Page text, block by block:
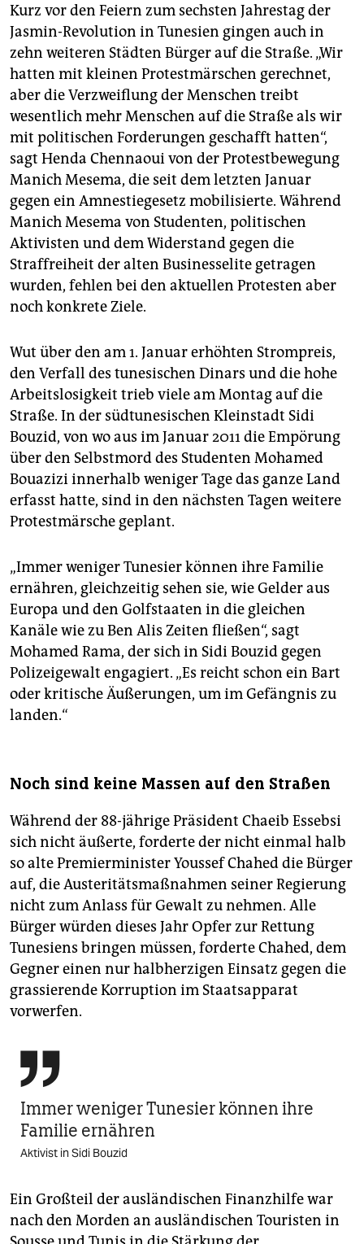
Kurz vor den Feiern zum sechsten Jahrestag der
Jasmin-Revolution in Tunesien gingen auch in
zehn weiteren Städten Bürger auf die Straße. „Wir
hatten mit kleinen Protestmärschen gerechnet,
aber die Verzweiflung der Menschen treibt
wesentlich mehr Menschen auf die Straße als wir
mit politischen Forderungen geschafft hatten“,
sagt Henda Chennaoui von der Protestbewegung
Manich Mesema, die seit dem letzten Januar
gegen ein Amnestiegesetz mobilisierte. Während
Manich Mesema von Studenten, politischen
Aktivisten und dem Widerstand gegen die
Straffreiheit der alten Businesselite getragen
wurden, fehlen bei den aktuellen Protesten aber
noch konkrete Ziele.
Wut über den am 1. Januar erhöhten Strompreis,
den Verfall des tunesischen Dinars und die hohe
Arbeitslosigkeit trieb viele am Montag auf die
Straße. In der südtunesischen Kleinstadt Sidi
Bouzid, von wo aus im Januar 2011 die Empörung
über den Selbstmord des Studenten Mohamed
Bouazizi innerhalb weniger Tage das ganze Land
erfasst hatte, sind in den nächsten Tagen weitere
Protestmärsche geplant.
„Immer weniger Tunesier können ihre Familie
ernähren, gleichzeitig sehen sie, wie Gelder aus
Europa und den Golfstaaten in die gleichen
Kanäle wie zu Ben Alis Zeiten fließen“, sagt
Mohamed Rama, der sich in Sidi Bouzid gegen
Polizeigewalt engagiert. „Es reicht schon ein Bart
oder kritische Äußerungen, um im Gefängnis zu
landen.“
Noch sind keine Massen auf den Straßen
Während der 88-jährige Präsident Chaeib Essebsi
sich nicht äußerte, forderte der nicht einmal halb
so alte Premierminister Youssef Chahed die Bürger
auf, die Austeritätsmaßnahmen seiner Regierung
nicht zum Anlass für Gewalt zu nehmen. Alle
Bürger würden dieses Jahr Opfer zur Rettung
Tunesiens bringen müssen, forderte Chahed, dem
Gegner einen nur halbherzigen Einsatz gegen die
grassierende Korruption im Staatsapparat
vorwerfen.

Immer weniger Tunesier können ihre
Familie ernähren
Aktivist in Sidi Bouzid
Ein Großteil der ausländischen Finanzhilfe war
nach den Morden an ausländischen Touristen in